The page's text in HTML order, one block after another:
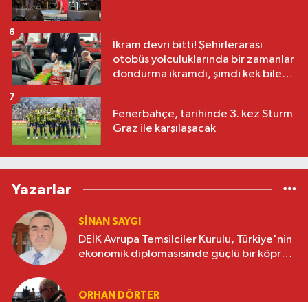
İkram devri bitti! Şehirlerarası
otobüs yolculuklarında bir zamanlar
dondurma ikramdı, şimdi kek bile
6
Fenerbahçe, tarihinde 3. kez Sturm
Graz ile karşılaşacak
7
Yazarlar
SINAN SAYGI
DEİK Avrupa Temsilciler Kurulu, Türkiye'nin
ekonomik diplomasisinde güçlü bir köprü
ORHAN DÖRTER